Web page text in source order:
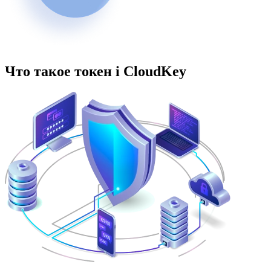
Что такое токен і CloudKey